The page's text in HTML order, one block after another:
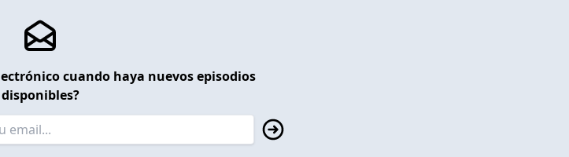
cuando haya nuevos episodios
disponibles?